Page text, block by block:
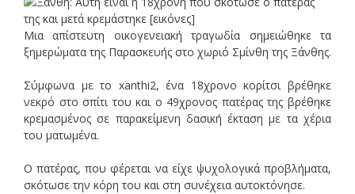
Μια απίστευτη οικογενειακή τραγωδία σημειώθηκε τα
ξημερώματα της Παρασκευής στο χωριό Σμίνθη της Ξάνθης.
Σύμφωνα με το xanthi2, ένα 18χρονο κορίτσι βρέθηκε
νεκρό στο σπίτι του και ο 49χρονος πατέρας της βρέθηκε
κρεμασμένος σε παρακείμενη δασική έκταση με τα χέρια
του ματωμένα.
Ο πατέρας, που φέρεται να είχε ψυχολογικά προβλήματα,
σκότωσε την κόρη του και στη συνέχεια αυτοκτόνησε.